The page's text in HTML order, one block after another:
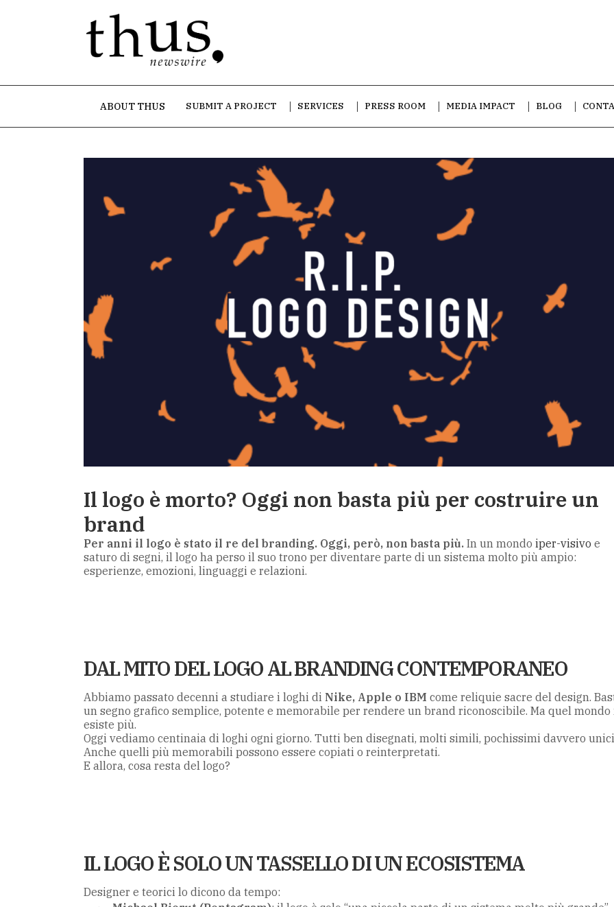
ABOUT THUS SUBMIT A PROJECT SERVICES PRESS ROOM MEDIA IMPACT BLOG
Il logo è morto? Oggi non basta più per costruire un
brand
Per anni il logo è stato il re del branding. Oggi, però, non basta più. In un mondo iper-visivo e
saturo di segni, il logo ha perso il suo trono per diventare parte di un sistema molto più ampio:
esperienze, emozioni, linguaggi e relazioni.
DAL MITO DEL LOGO AL BRANDING CONTEMPORANEO
Abbiamo passato decenni a studiare i loghi di Nike, Apple o IBM come reliquie sacre del design.
un segno grafico semplice, potente e memorabile per rendere un brand riconoscibile. Ma quel mondo
esiste più.
Oggi vediamo centinaia di loghi ogni giorno. Tutti ben disegnati, molti simili, pochissimi davvero
Anche quelli più memorabili possono essere copiati o reinterpretati.
E allora, cosa resta del logo?
IL LOGO È SOLO UN TASSELLO DI UN ECOSISTEMA
Designer e teorici lo dicono da tempo: